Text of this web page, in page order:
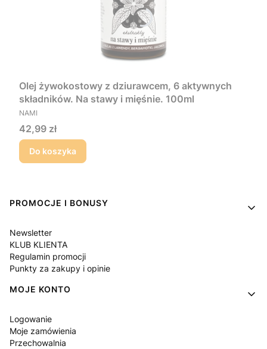
Olej żywokostowy z dziurawcem, 6 aktywnych
składników. Na stawy i mięśnie. 100ml
PRODUCENT
NAMI
Cena
42,99 zł
Do koszyka
Linki w stopce
PROMOCJE I BONUSY
Newsletter
KLUB KLIENTA
Regulamin promocji
Punkty za zakupy i opinie
MOJE KONTO
Logowanie
Moje zamówienia
Przechowalnia